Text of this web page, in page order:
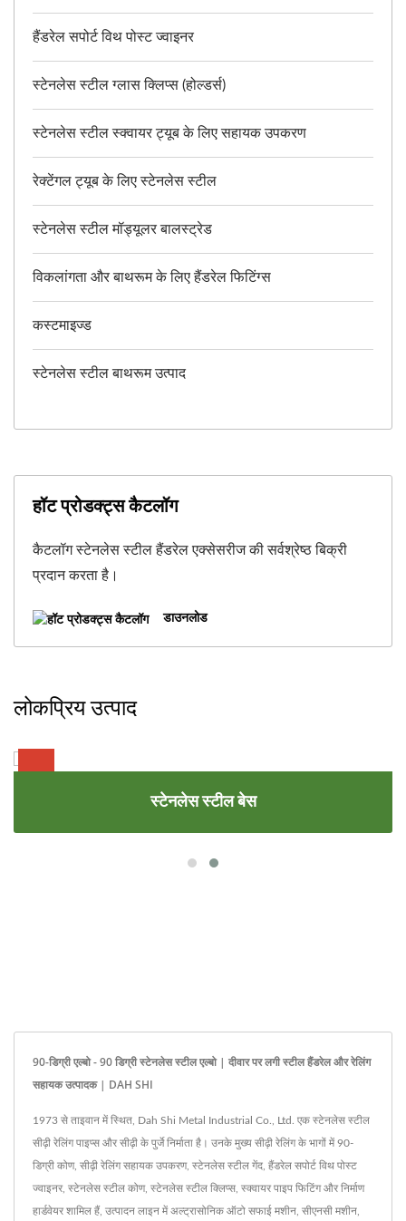
हैंडरेल सपोर्ट विथ पोस्ट ज्वाइनर
स्टेनलेस स्टील ग्लास क्लिप्स (होल्डर्स)
स्टेनलेस स्टील स्क्वायर ट्यूब के लिए सहायक उपकरण
रेक्टेंगल ट्यूब के लिए स्टेनलेस स्टील
स्टेनलेस स्टील मॉड्यूलर बालस्ट्रेड
विकलांगता और बाथरूम के लिए हैंडरेल फिटिंग्स
कस्टमाइज्ड
स्टेनलेस स्टील बाथरूम उत्पाद
हॉट प्रोडक्ट्स कैटलॉग
कैटलॉग स्टेनलेस स्टील हैंडरेल एक्सेसरीज की सर्वश्रेष्ठ बिक्री
प्रदान करता है।
डाउनलोड
लोकप्रिय उत्पाद
स्टेनलेस स्टील बेस
90-डिग्री एल्बो - 90 डिग्री स्टेनलेस स्टील एल्बो | दीवार पर लगी स्टील हैंडरेल और रेलिंग
सहायक उत्पादक | DAH SHI
1973 से ताइवान में स्थित, Dah Shi Metal Industrial Co., Ltd. एक स्टेनलेस स्टील
सीढ़ी रेलिंग पाइप्स और सीढ़ी के पुर्जे निर्माता है। उनके मुख्य सीढ़ी रेलिंग के भागों में 90-
डिग्री कोण, सीढ़ी रेलिंग सहायक उपकरण, स्टेनलेस स्टील गेंद, हैंडरेल सपोर्ट विथ पोस्ट
ज्वाइनर, स्टेनलेस स्टील कोण, स्टेनलेस स्टील क्लिप्स, स्क्वायर पाइप फिटिंग और निर्माण
हार्डवेयर शामिल हैं, उत्पादन लाइन में अल्ट्रासोनिक ऑटो सफाई मशीन, सीएनसी मशीन,